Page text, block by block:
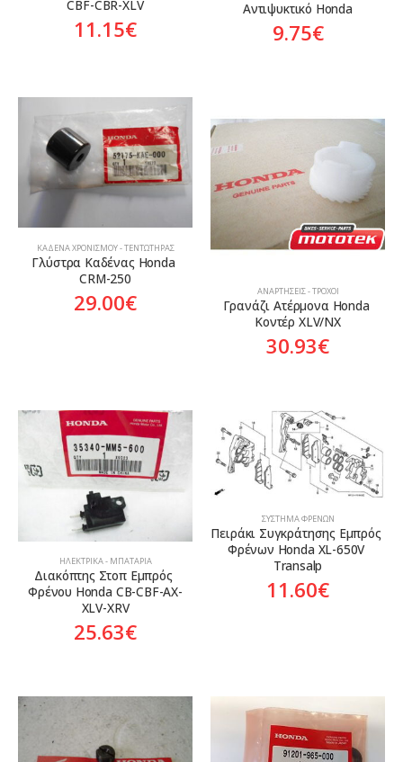
CBF-CBR-XLV
11.15€
Αντιψυκτικό Honda
9.75€
ΚΑΔΈΝΑ ΧΡΟΝΙΣΜΟΎ - ΤΕΝΤΩΤΉΡΑΣ
Γλύστρα Καδένας Honda
CRM-250
29.00€ ΑΝΑΡΤΉΣΕΙΣ - ΤΡΟΧΟΊ
Γρανάζι Ατέρμονα Honda
Κοντέρ XLV/NX
30.93€
ΗΛΕΚΤΡΙΚΆ - ΜΠΑΤΑΡΊΑ
Διακόπτης Στoπ Εμπρός
Φρένου Honda CB-CBF-AX-
XLV-XRV
25.63€
ΣΎΣΤΗΜΑ ΦΡΈΝΩΝ
Πειράκι Συγκράτησης Εμπρός
Φρένων Honda XL-650V
Transalp
11.60€